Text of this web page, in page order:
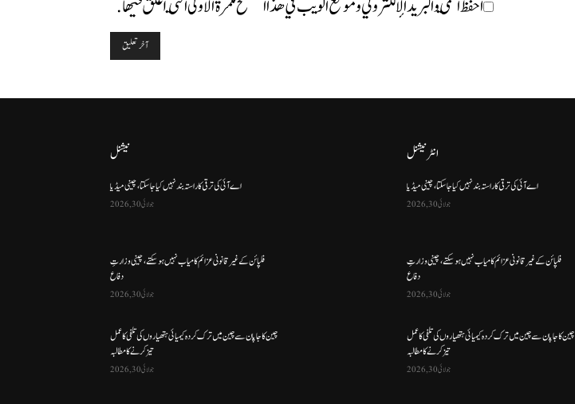
احفظ اسمي والبريد الإلكتروني وموقع الويب في هذا المتصفح للمرة الأولى التي أعلق فيها.
نیشنل
اے آئی کی ترقی کا راستہ بند نہیں کیا جا سکتا، چینی میڈیا
جولائی 30, 2026
فلپائن کے غیر قانونی عزائم کامیاب نہیں ہو سکتے ، چینی وزارتِ
دفاع
جولائی 30, 2026
چین کا جاپان سے چین میں ترک کردہ کیمیائی ہتھیاروں کی تلفی کا عمل
تیز کرنے کا مطالبہ
جولائی 30, 2026
انٹرنیشنل
اے آئی کی ترقی کا راستہ بند نہیں کیا جا سکتا، چینی میڈیا
جولائی 30, 2026
فلپائن کے غیر قانونی عزائم کامیاب نہیں ہو سکتے ، چینی وزارتِ
دفاع
جولائی 30, 2026
چین کا جاپان سے چین میں ترک کردہ کیمیائی ہتھیاروں کی تلفی کا عمل
تیز کرنے کا مطالبہ
جولائی 30, 2026